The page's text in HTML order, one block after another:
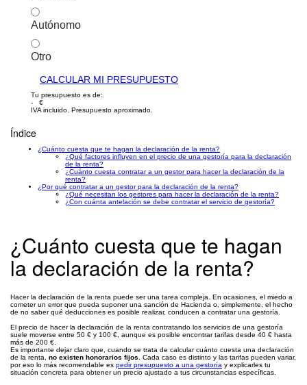
Autónomo
Otro
CALCULAR MI PRESUPUESTO
Tu presupuesto es de:
- €
IVA incluido. Presupuesto aproximado.
Índice
¿Cuánto cuesta que te hagan la declaración de la renta?
¿Qué factores influyen en el precio de una gestoría para la declaración
de la renta?
¿Cuánto cuesta contratar a un gestor para hacer la declaración de la
renta?
¿Por qué contratar a un gestor para la declaración de la renta?
¿Qué necesitan los gestores para hacer la declaración de la renta?
¿Con cuánta antelación se debe contratar el servicio de gestoría?
¿Cuánto cuesta que te hagan
la declaración de la renta?
Hacer la declaración de la renta puede ser una tarea compleja. En ocasiones, el miedo a
cometer un error que pueda suponer una sanción de Hacienda o, simplemente, el hecho
de no saber qué deducciones es posible realizar, conducen a contratar una gestoría.
El precio de hacer la declaración de la renta contratando los servicios de una gestoría
suele moverse entre 50 € y 100 €, aunque es posible encontrar tarifas desde 40 € hasta
más de 200 €.
Es importante dejar claro que, cuando se trata de calcular cuánto cuesta una declaración
de la renta, no existen honorarios fijos . Cada caso es distinto y las tarifas pueden variar,
por eso lo más recomendable es pedir presupuesto a una gestoría y explicarles tu
situación concreta para obtener un precio ajustado a tus circunstancias específicas.